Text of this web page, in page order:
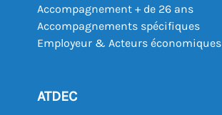
Accompagnement + de 26 ans
Accompagnements spécifiques
Employeur & Acteurs économiques
ATDEC